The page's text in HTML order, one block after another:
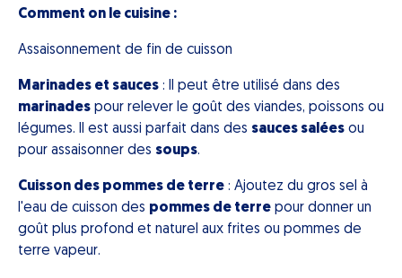
Comment on le cuisine :
Assaisonnement de fin de cuisson
Marinades et sauces : Il peut être utilisé dans des
marinades pour relever le goût des viandes, poissons ou
légumes. Il est aussi parfait dans des sauces salées ou
pour assaisonner des soups.
Cuisson des pommes de terre : Ajoutez du gros sel à
l'eau de cuisson des pommes de terre pour donner un
goût plus profond et naturel aux frites ou pommes de
terre vapeur.